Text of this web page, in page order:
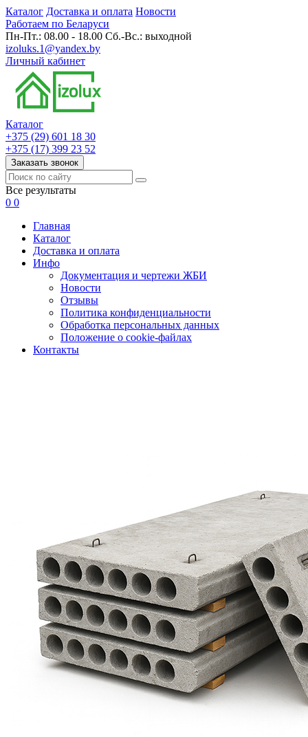
Каталог Доставка и оплата Новости
Работаем по Беларуси
Пн-Пт.: 08.00 - 18.00 Сб.-Вс.: выходной
izoluks.1@yandex.by
Личный кабинет
Каталог
+375 (29) 601 18 30
+375 (17) 399 23 52
Заказать звонок
Все результаты
0 0
Главная
Каталог
Доставка и оплата
Инфо
Документация и чертежи ЖБИ
Новости
Отзывы
Политика конфиденциальности
Обработка персональных данных
Положение о cookie-файлах
Контакты